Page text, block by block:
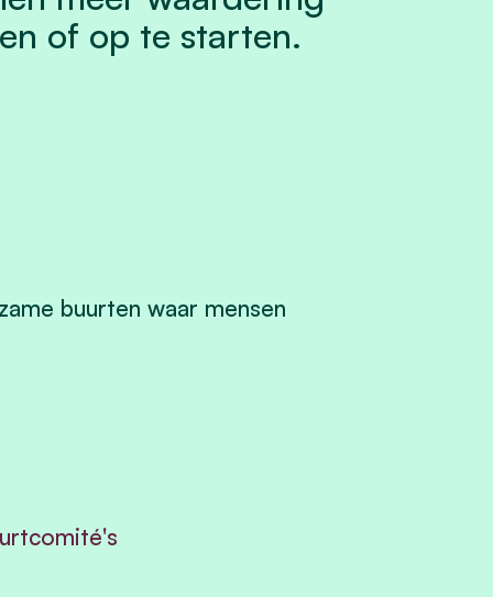
of op te starten.
buurten waar mensen